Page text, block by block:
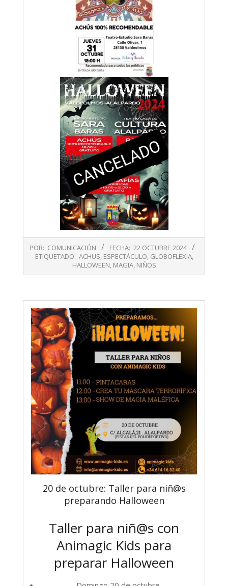
10-
POR: COMUNICACIÓN FECHA: 22 OCTUBRE 2024
ETIQUETADO: ACHUS, ESPECTÁCULO, GLOBOFLEXIA,
HALLOWEEN, MAGIA, NIÑOS
20 de octubre: Taller para niñ@s
preparando Halloween
Taller para niñ@s con
Animagic Kids para
preparar Halloween